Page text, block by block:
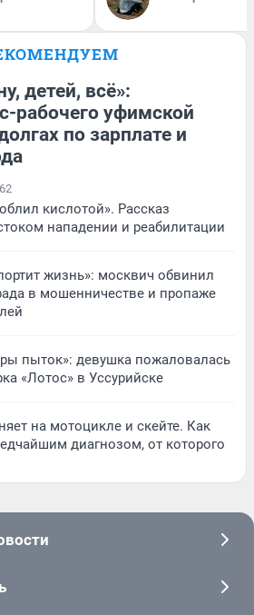
детей, всё»:
рабочего уфимской
по зарплате и
62
кислотой». Рассказ
нападении и реабилитации
жизнь»: москвич обвинил
в мошенничестве и пропаже
пыток»: девушка пожаловалась
«Лотос» в Уссурийске
на мотоцикле и скейте. Как
диагнозом, от которого